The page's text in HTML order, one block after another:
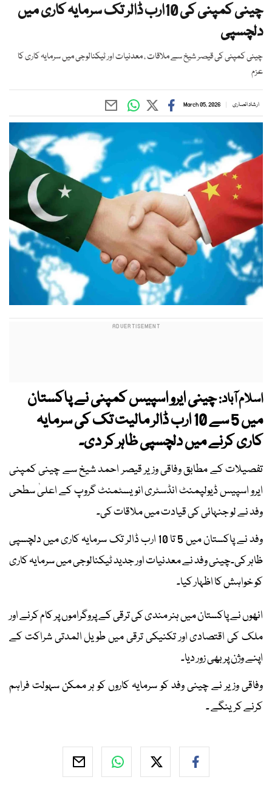
چینی کمپنی کی 10ارب ڈالر تک سرمایہ کاری میں
دلچسپی
چینی کمپنی کی قیصر شیخ سے ملاقات ، معدنیات اور ٹیکنالوجی میں سرمایہ کاری کا
عزم
ارشاد انصاری March 05, 2026
اسلام آباد:چینی ایرو اسپیس کمپنی نے پاکستان
میں 5 سے 10 ارب ڈالر مالیت تک کی سرمایہ
کاری کرنے میں دلچسپی ظاہر کر دی۔
تفصیلات کے مطابق وفاقی وزیر قیصر احمد شیخ سے چینی کمپنی
ایرو اسپیس ڈیولپمنٹ انڈسٹری انویسٹمنٹ گروپ کے اعلیٰ سطحی
وفد نے لو جنہائی کی قیادت میں ملاقات کی۔
وفد نے پاکستان میں 5 تا 10 ارب ڈالر تک سرمایہ کاری میں دلچسپی
ظاہر کی۔چینی وفد نے معدنیات اور جدید ٹیکنالوجی میں سرمایہ کاری
کو خواہش کا اظہار کیا۔
انھوں نے پاکستان میں ہنر مندی کی ترقی کے پروگراموں پر کام کرنے اور
ملک کی اقتصادی اور تکنیکی ترقی میں طویل المدتی شراکت کے
اپنے وژن پر بھی زور دیا۔
وفاقی وزیر نے چینی وفد کو سرمایہ کاروں کو ہر ممکن سہولت فراہم
کرنے کرینگے ۔